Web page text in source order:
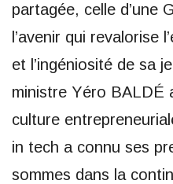
partagée, celle d’une
l’avenir qui revalorise
et l’ingéniosité de sa
ministre Yéro BALDÉ
culture
in tech a connu ses
sommes dans la